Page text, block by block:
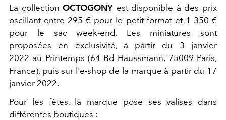
La collectionOCTOGONY est disponible à des prix
oscillant entre 295 € pour le petit format et 1 350 €
pour le sac week-end. Les miniatures sont
proposées en exclusivité, à partir du 3 janvier
2022 au Printemps (64 Bd Haussmann, 75009 Paris,
France), puis sur l'e-shop de la marque à partir du 17
janvier 2022.
Pour les fêtes, la marque pose ses valises dans
différentes boutiques :